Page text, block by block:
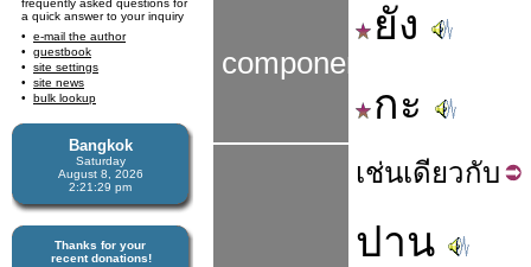
frequently asked questions for
a quick answer to your inquiry
e-mail the author
guestbook
site settings
site news
bulk lookup
Bangkok
Saturday
August 8, 2026
2:21:30 pm
Thanks for your
recent donations!
components
ยัง
กะ
เช่นเดียวกับ
ปาน